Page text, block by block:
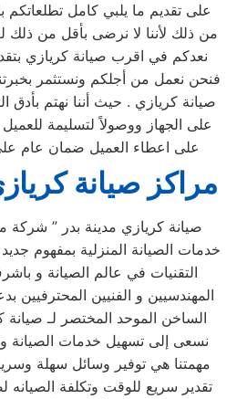
على تقديم ما يلبي كامل تطلعاتكم
من ذلك لأننا لا نرضى بأقل من ذلك
نعدكم في اقرب صيانة كريازي
فنحن نعمل من أجلكم ونستثمر
صيانة كريازي . حيث أننا نهتم بأدق
على الجهاز ووصولاً لتسليمة
على اعطاء العميل ضمان عام
مراكز صيانة
صيانة كريازي مدينة بدر ”
خدمات الصيانة المنزلية بمفهوم
التقنيات في عالم الصيانة و
المهندسيين و الفنيين
الساخن الموحد المختصر لـ صيانة
نسعى إلى تسهيل خدمات الصيانة و
مهمتنا هي توفير وسائل سهلة
تقدير سريع للوقت وتكلفة